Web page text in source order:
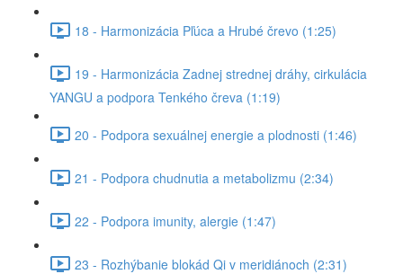
18 - Harmonizácia Pľúca a Hrubé črevo (1:25)
19 - Harmonizácia Zadnej strednej dráhy, cirkulácia
YANGU a podpora Tenkého čreva (1:19)
20 - Podpora sexuálnej energie a plodnosti (1:46)
21 - Podpora chudnutia a metabolizmu (2:34)
22 - Podpora imunity, alergie (1:47)
23 - Rozhýbanie blokád Qi v meridiánoch (2:31)